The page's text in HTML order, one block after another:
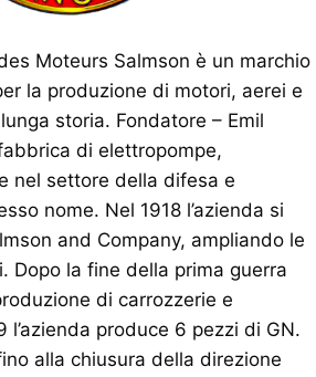
Moteurs Salmson è un marchio
la produzione di motori, aerei e
storia. Fondatore – Emil
di elettropompe,
nel settore della difesa e
nome. Nel 1918 l’azienda si
and Company, ampliando le
Dopo la fine della prima guerra
di carrozzerie e
l’azienda produce 6 pezzi di GN.
alla chiusura della direzione